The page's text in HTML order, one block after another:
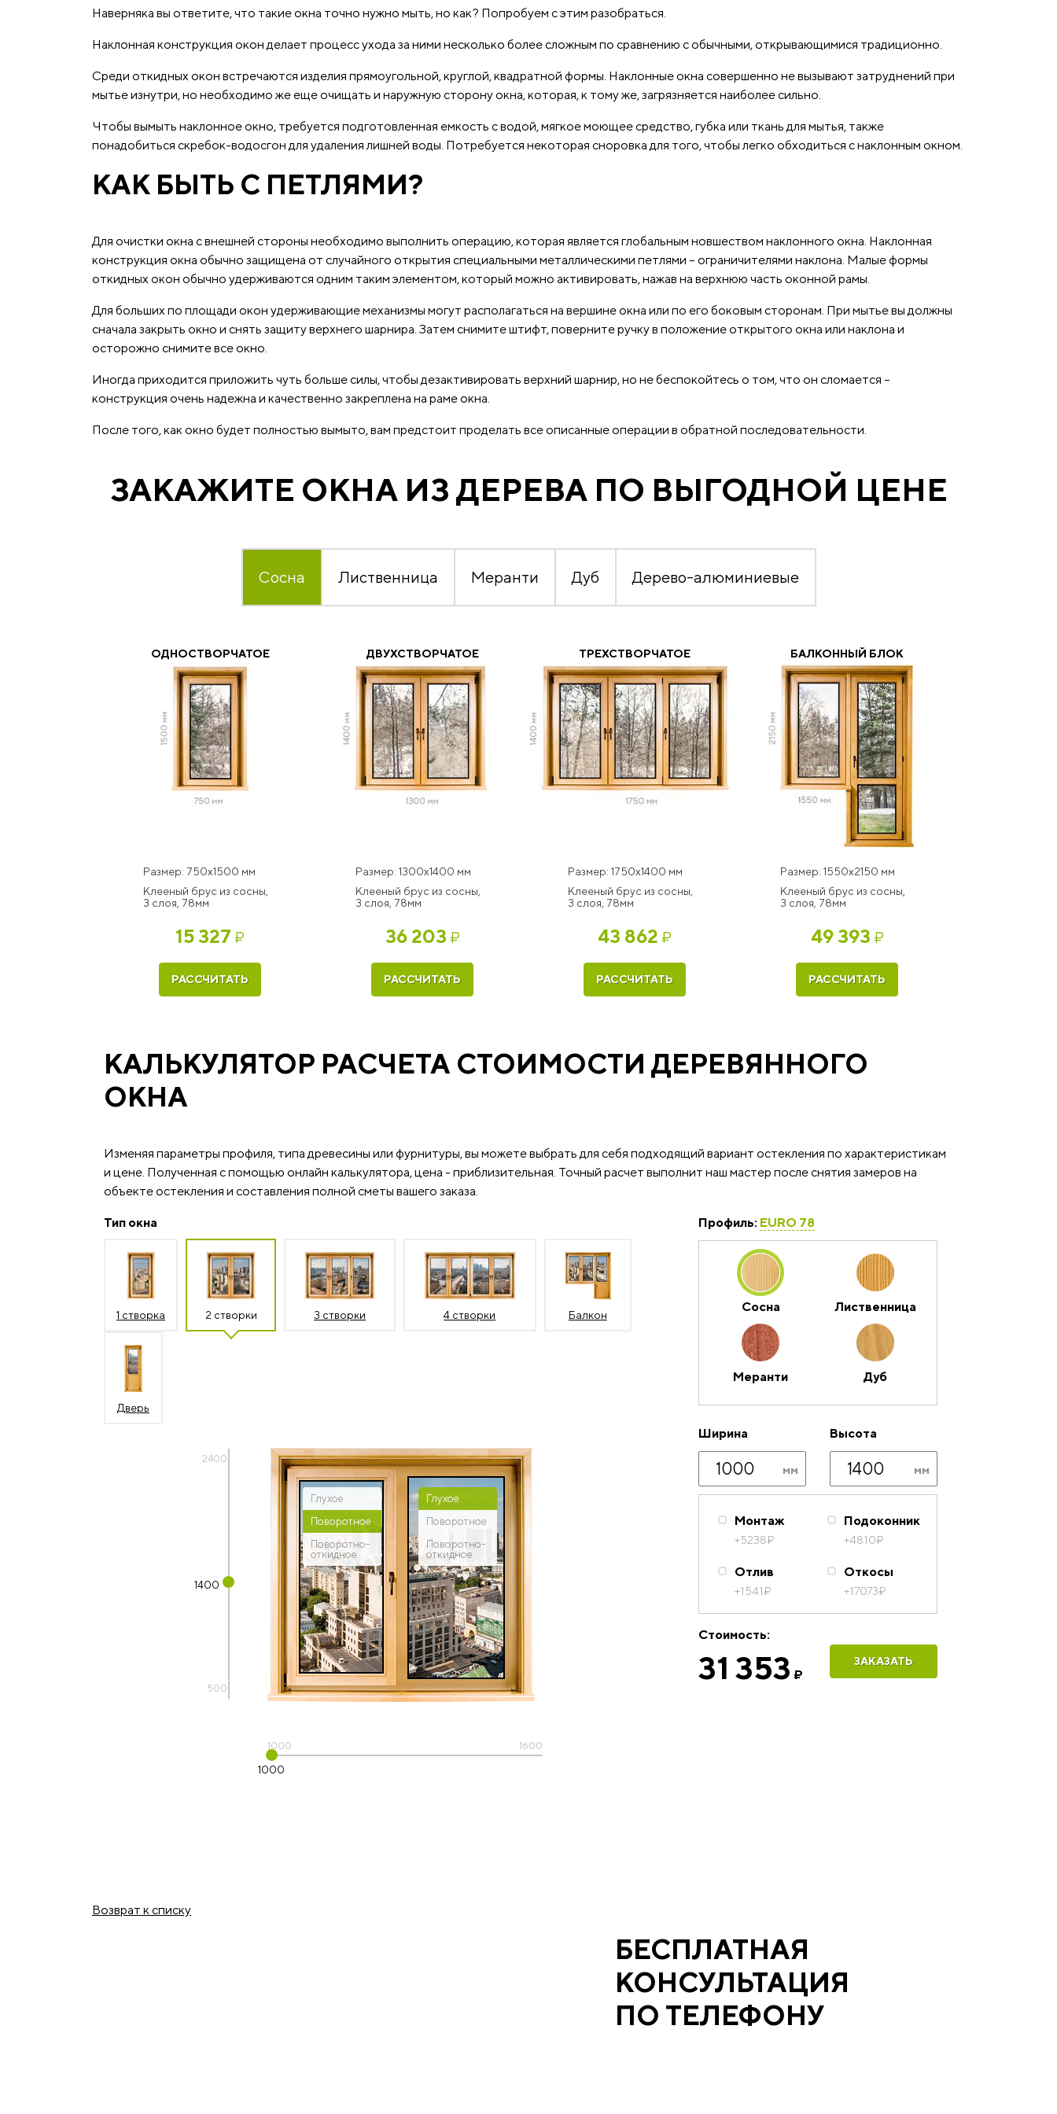
Наверняка вы ответите, что такие окна точно нужно мыть, но как? Попробуем с этим разобраться.
Наклонная конструкция окон делает процесс ухода за ними несколько более сложным по сравнению с обычными, открывающимися традиционно.
Среди откидных окон встречаются изделия прямоугольной, круглой, квадратной формы. Наклонные окна совершенно не вызывают затруднений при
мытье изнутри, но необходимо же еще очищать и наружную сторону окна, которая, к тому же, загрязняется наиболее сильно.
Чтобы вымыть наклонное окно, требуется подготовленная емкость с водой, мягкое моющее средство, губка или ткань для мытья, также
понадобиться скребок-водосгон для удаления лишней воды. Потребуется некоторая сноровка для того, чтобы легко обходиться с наклонным окном.
КАК БЫТЬ С ПЕТЛЯМИ?
Для очистки окна с внешней стороны необходимо выполнить операцию, которая является глобальным новшеством наклонного окна. Наклонная
конструкция окна обычно защищена от случайного открытия специальными металлическими петлями – ограничителями наклона. Малые формы
откидных окон обычно удерживаются одним таким элементом, который можно активировать, нажав на верхнюю часть оконной рамы.
Для больших по площади окон удерживающие механизмы могут располагаться на вершине окна или по его боковым сторонам. При мытье вы должны
сначала закрыть окно и снять защиту верхнего шарнира. Затем снимите штифт, поверните ручку в положение открытого окна или наклона и
осторожно снимите все окно.
Иногда приходится приложить чуть больше силы, чтобы дезактивировать верхний шарнир, но не беспокойтесь о том, что он сломается –
конструкция очень надежна и качественно закреплена на раме окна.
После того, как окно будет полностью вымыто, вам предстоит проделать все описанные операции в обратной последовательности.
ЗАКАЖИТЕ ОКНА ИЗ ДЕРЕВА ПО ВЫГОДНОЙ ЦЕНЕ
Сосна Лиственница Меранти Дуб Дерево-алюминиевые
ОДНОСТВОРЧАТОЕ
Размер: 750x1500 мм
Клееный брус из сосны,
3 слоя, 78мм
15 327 ₽
РАССЧИТАТЬ
ДВУХСТВОРЧАТОЕ
Размер: 1300x1400 мм
Клееный брус из сосны,
3 слоя, 78мм
36 203 ₽
РАССЧИТАТЬ
ТРЕХСТВОРЧАТОЕ
Размер: 1750x1400 мм
Клееный брус из сосны,
3 слоя, 78мм
43 862 ₽
РАССЧИТАТЬ
БАЛКОННЫЙ БЛОК
Размер: 1550x2150 мм
Клееный брус из сосны,
3 слоя, 78мм
49 393 ₽
РАССЧИТАТЬ
КАЛЬКУЛЯТОР РАСЧЕТА СТОИМОСТИ ДЕРЕВЯННОГО
ОКНА
Изменяя параметры профиля, типа древесины или фурнитуры, вы можете выбрать для себя подходящий вариант остекления по характеристикам
и цене. Полученная с помощью онлайн калькулятора, цена - приблизительная. Точный расчет выполнит наш мастер после снятия замеров на
объекте остекления и составления полной сметы вашего заказа.
Тип окна
1 створка 2 створки 3 створки 4 створки Балкон
Дверь
Профиль: EURO 78
Сосна Лиственница
Меранти Дуб
2400
1400
500
Глухое
Поворотное
Поворотно-
откидное
Глухое
Поворотное
Поворотно-
откидное
1000
1000
1600
Ширина Высота
Монтаж
+5238₽
Подоконник
+4810₽
Отлив
+1541₽
Откосы
+17073₽
Стоимость:
31 353 ₽
ЗАКАЗАТЬ
Возврат к списку
БЕСПЛАТНАЯ
КОНСУЛЬТАЦИЯ
ПО ТЕЛЕФОНУ